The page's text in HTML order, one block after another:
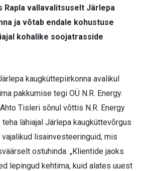
Rapla vallavalitsuselt Järlepa
ja võtab endale kohustuse
kohalike soojatrasside
kaugkütte­piirkonna avalikul
pakkumise tegi OÜ N.R. Energy.
Tisleri sõnul võttis N.R. Energy
lähiajal Järlepa kaugküttevõrgus
lisainvesteeringuid, mis
ostuhinda. „Klientide jaoks
lepingud kehtima, kuid alates uuest